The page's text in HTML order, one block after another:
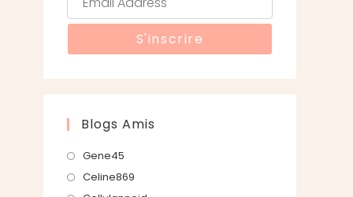
Blogs Amis
Gene45
dans
Celine869